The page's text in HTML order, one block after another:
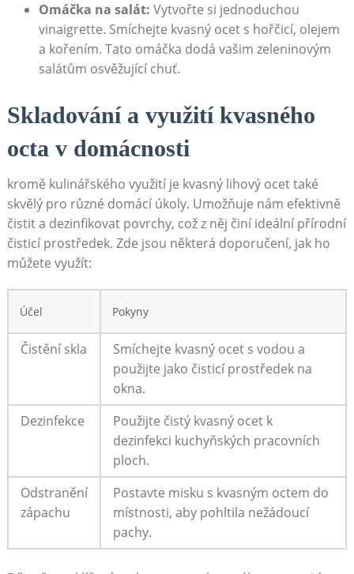
Omáčka ‍na salát: Vytvořte si jednoduchou
vinaigrette. Smíchejte kvasný ⁤ocet ⁢s hořčicí, olejem
⁢a kořením. Tato omáčka dodá​ vašim zeleninovým
salátům​ osvěžující chuť.
Skladování a využití kvasného
octa v‌ domácnosti
kromě ⁢kulinářského využití je ​kvasný lihový ocet také⁣
skvělý‍ pro různé⁤ domácí⁣ úkoly. Umožňuje nám efektivně
čistit a dezinfikovat povrchy, což ​z něj činí⁣ ideální ‌přírodní
čisticí prostředek. Zde jsou některá doporučení,​ jak ho
můžete využít:
Účel Pokyny
Čistění ‍skla
Smíchejte kvasný‍ ocet s vodou a
použijte ​jako čisticí ⁤prostředek na​
okna.
Dezinfekce
Použijte čistý ⁢kvasný ocet k
dezinfekci kuchyňských pracovních⁤
ploch.
Odstranění
zápachu
Postavte misku s kvasným octem ⁢do
místnosti, aby pohltila nežádoucí
⁣pachy.